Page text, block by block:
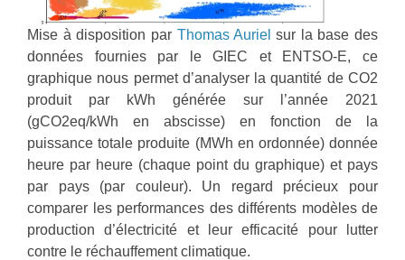
Mise à disposition par Thomas Auriel sur la base des
données fournies par le GIEC et ENTSO-E, ce
graphique nous permet d’analyser la quantité de CO2
produit par kWh générée sur l’année 2021
(gCO2eq/kWh en abscisse) en fonction de la
puissance totale produite (MWh en ordonnée) donnée
heure par heure (chaque point du graphique) et pays
par pays (par couleur). Un regard précieux pour
comparer les performances des différents modèles de
production d’électricité et leur efficacité pour lutter
contre le réchauffement climatique.